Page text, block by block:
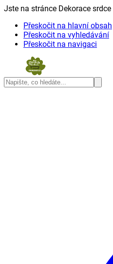
Jste na stránce Dekorace
Přeskočit na hlavní obsah
Přeskočit na vyhledávání
Přeskočit na navigaci